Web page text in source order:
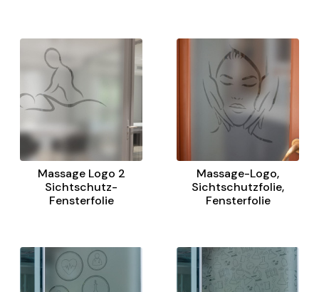
Massage Logo 2
Sichtschutz-
Fensterfolie
Massage-Logo,
Sichtschutzfolie,
Fensterfolie